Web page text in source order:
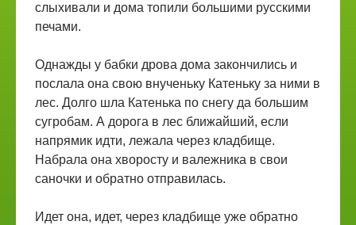
слыхивали и дома топили большими русскими
печами.
Однажды у бабки дрова дома закончились и
послала она свою внученьку Катеньку за ними в
лес. Долго шла Катенька по снегу да большим
сугробам. А дорога в лес ближайший, если
напрямик идти, лежала через кладбище.
Набрала она хворосту и валежника в свои
саночки и обратно отправилась.
Идет она, идет, через кладбище уже обратно